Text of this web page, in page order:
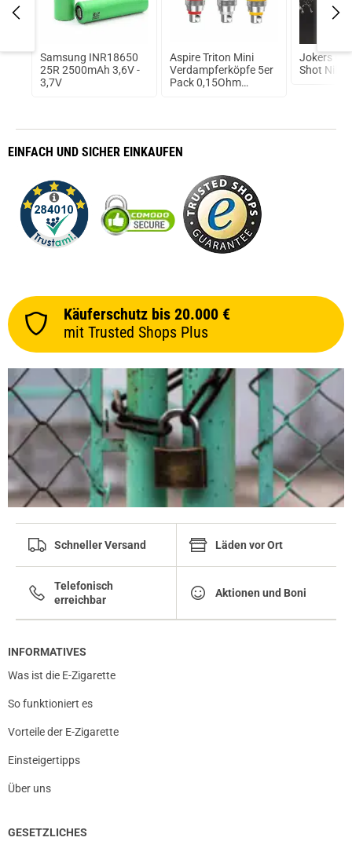
next
Samsung INR18650
25R 2500mAh 3,6V -
3,7V
Aspire Triton Mini
Verdampferköpfe 5er
Pack 0,15Ohm
Jokers
Shot
EINFACH UND SICHER EINKAUFEN
Käuferschutz bis 20.000 €
mit Trusted Shops Plus
Schneller Versand Läden vor Ort
Telefonisch
erreichbar
Aktionen und Boni
INFORMATIVES
Was ist die E-Zigarette
So funktioniert es
Vorteile der E-Zigarette
Einsteigertipps
Über uns
GESETZLICHES